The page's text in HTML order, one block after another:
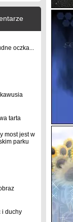
oczka...
tarta
most jest w
parku
i duchy